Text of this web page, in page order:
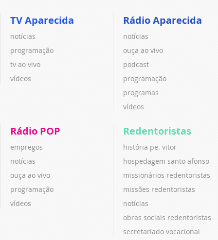
TV Aparecida
notícias
programação
tv ao vivo
vídeos
Rádio Aparecida
notícias
ouça ao vivo
podcast
programação
programas
vídeos
Rádio POP
empregos
notícias
ouça ao vivo
programação
vídeos
Redentoristas
história pe. vitor
hospedagem santo afonso
missionários redentoristas
missões redentoristas
notícias
obras sociais redentoristas
secretariado vocacional